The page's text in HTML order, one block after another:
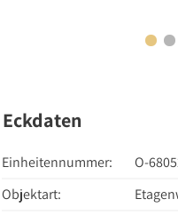
Eckdaten
Einheitennummer:
O-
Objektart: